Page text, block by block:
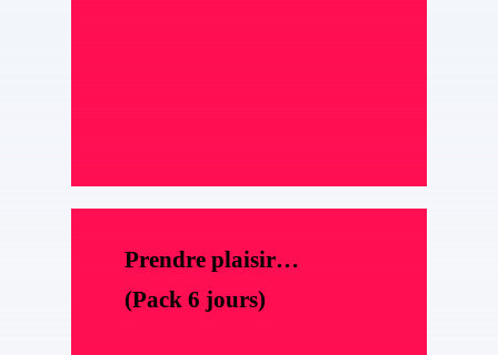
Prendre plaisir…
(Pack 6 jours)